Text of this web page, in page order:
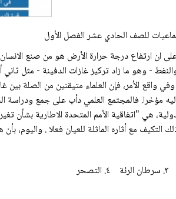
للصف الحادي عشر الفصل الأول
- وهو ما زاد تركيز غازات الدفينة - مثل
واقع الأمر، فإن العلماء متيقنين من الصلة
مؤخرا. فالمجتمع العلمي دأب على جمع ودراسة
بلدا معاهدة دولية، هي "اتفاقية الأمم المتحدة
للعيان فعلا . واليوم، بأن هناك ١٩٧ بلدا ملتزما بـ"اتفاقية الأمم المتحدة الاطارية بشأن تغير